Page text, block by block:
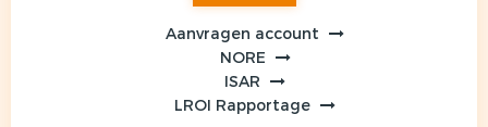
Aanvragen account
NORE
ISAR
LROI Rapportage